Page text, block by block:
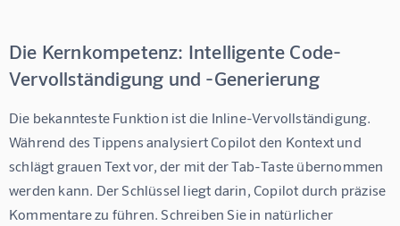
Die Kernkompetenz: Intelligente Code-
Vervollständigung und -Generierung
Die bekannteste Funktion ist die Inline-Vervollständigung.
Während des Tippens analysiert Copilot den Kontext und
schlägt grauen Text vor, der mit der Tab-Taste übernommen
werden kann. Der Schlüssel liegt darin, Copilot durch präzise
Kommentare zu führen. Schreiben Sie in natürlicher